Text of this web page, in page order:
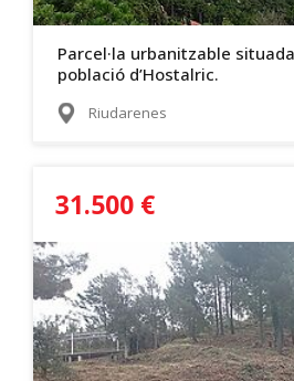
Parcel·la urbanitzable
població d’Hostalric.
Riudarenes
31.500 €